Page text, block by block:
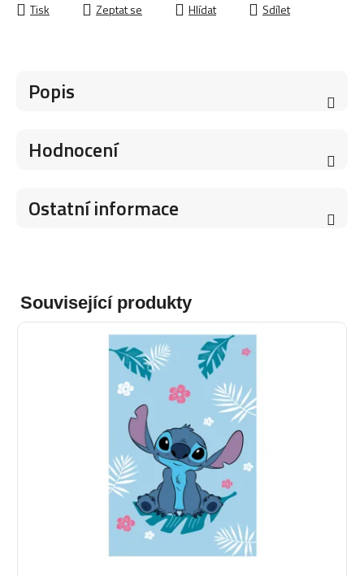
Tisk Zeptat se Hlídat Sdílet
Popis
Hodnocení
Ostatní informace
Související produkty